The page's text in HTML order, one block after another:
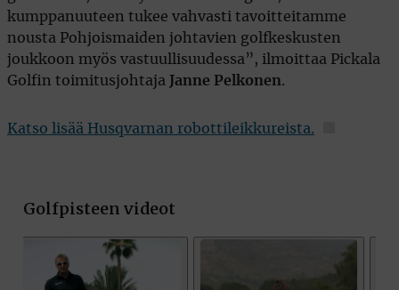
kumppanuuteen tukee vahvasti tavoitteitamme
nousta Pohjoismaiden johtavien golfkeskusten
joukkoon myös vastuullisuudessa”, ilmoittaa Pickala
Golfin toimitusjohtaja
Janne Pelkonen.
Katso lisää Husqvarnan robottileikkureista.